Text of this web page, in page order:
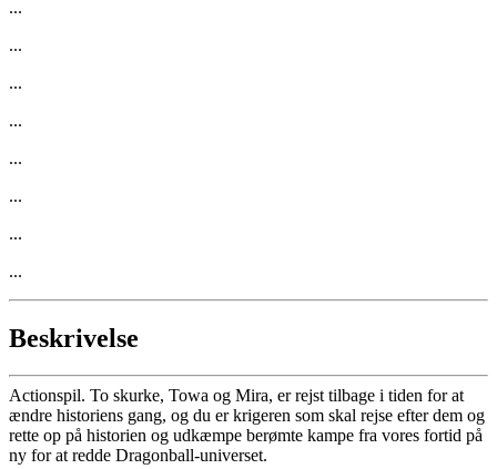
...
...
...
...
...
...
...
...
Beskrivelse
Actionspil. To skurke, Towa og Mira, er rejst tilbage i tiden for at
ændre historiens gang, og du er krigeren som skal rejse efter dem og
rette op på historien og udkæmpe berømte kampe fra vores fortid på
ny for at redde Dragonball-universet.